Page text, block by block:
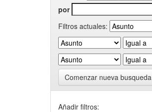
por
Filtros actuales:
Comenzar nueva busqueda
Añadir filtros: